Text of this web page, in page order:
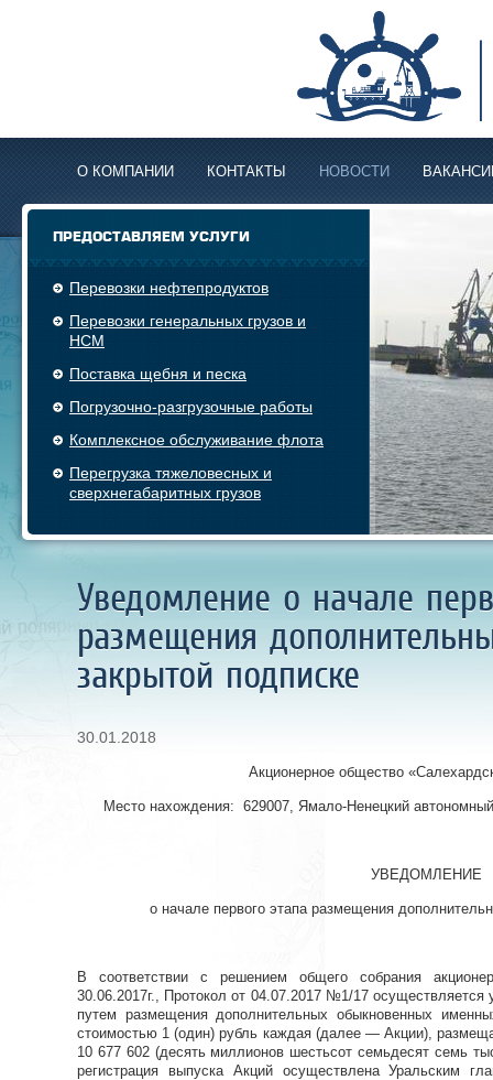
О КОМПАНИИ КОНТАКТЫ НОВОСТИ
ПРЕДОСТАВЛЯЕМ УСЛУГИ
Перевозки нефтепродуктов
Перевозки генеральных грузов и
НСМ
Поставка щебня и песка
Погрузочно-разгрузочные работы
Комплексное обслуживание флота
Перегрузка тяжеловесных и
сверхнегабаритных грузов
Уведомление о начале
размещения
закрытой подписке
30.01.2018
Акционерное общество
Место нахождения: 629007, Ямало-Ненецкий
УВЕДОМЛЕНИЕ
о начале первого этапа размещения
В соответствии с решением общего собрания
30.06.2017г., Протокол от 04.07.2017 №1/17 осуществляется
путем размещения дополнительных обыкновенных
стоимостью 1 (один) рубль каждая (далее — Акции),
10 677 602 (десять миллионов шестьсот семьдесят семь
регистрация выпуска Акций осуществлена Уральским